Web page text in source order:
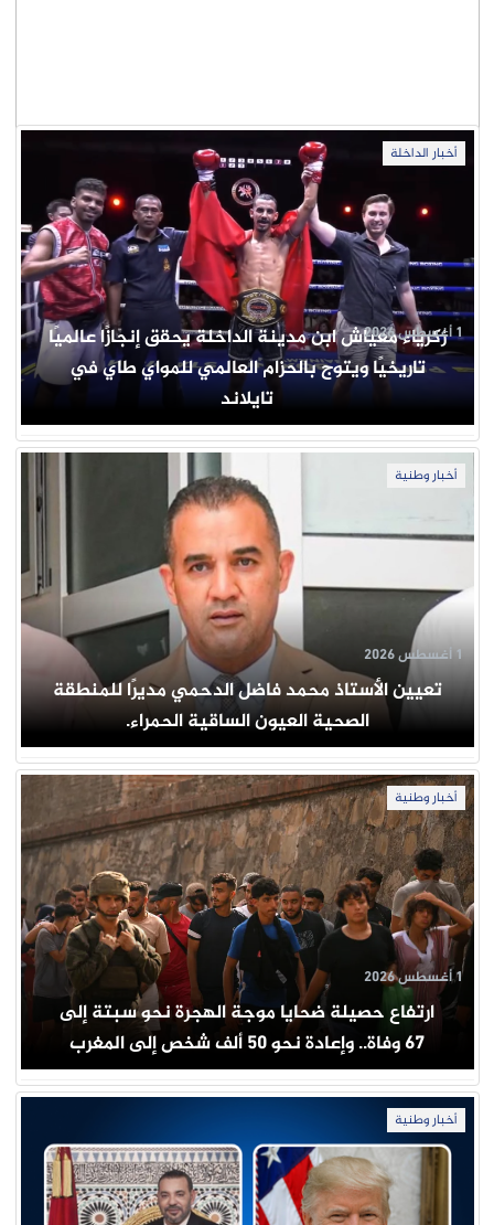
أخبار الداخلة
زكرياء معياش ابن مدينة الداخلة يحقق إنجازًا عالميًا
تاريخيًا ويتوج بالحزام العالمي للمواي طاي في
تايلاند
1 أغسطس 2026
أخبار وطنية
تعيين الأستاذ محمد فاضل الدحمي مديرًا للمنطقة
الصحية العيون الساقية الحمراء.
1 أغسطس 2026
أخبار وطنية
ارتفاع حصيلة ضحايا موجة الهجرة نحو سبتة إلى
67 وفاة.. وإعادة نحو 50 ألف شخص إلى المغرب
1 أغسطس 2026
أخبار وطنية